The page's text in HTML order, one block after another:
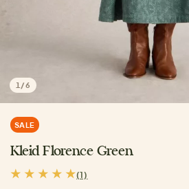
1 /6
SALE
Kleid Florence Green
(1)